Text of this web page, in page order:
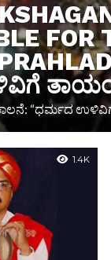
FOR
“ಧರ್ಮದ
1.4K